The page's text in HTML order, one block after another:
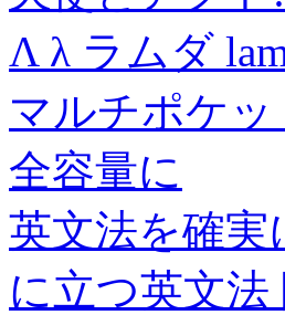
Λ λ ラムダ
マルチポケ
全容量に
英文法を確実
に立つ英文法